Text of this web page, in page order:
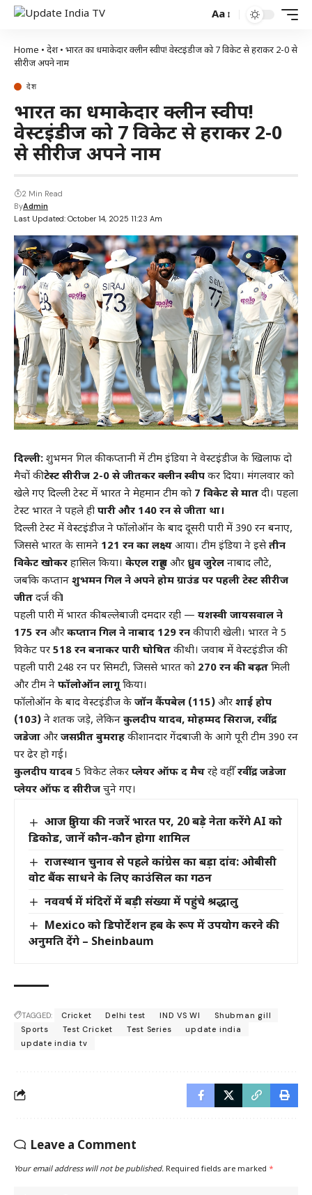
Aa
Home • देश• भारत का धमाकेदार क्लीन स्वीप! वेस्टइंडीज को 7 विकेट से हराकर 2-0 से
सीरीज अपने नाम
देश
भारत का धमाकेदार क्लीन स्वीप!
वेस्टइंडीज को 7 विकेट से हराकर 2-0
से सीरीज अपने नाम
Last Updated: October 14, 2025 11:23 Am
ByAdmin
2 Min Read
दिल्ली: शुभमन गिल की कप्तानी में टीम इंडिया ने वेस्टइंडीज के खिलाफ दो
मैचों कीटेस्ट सीरीज 2-0 से जीतकर क्लीन स्वीप कर दिया। मंगलवार को
खेले गए दिल्ली टेस्ट में भारत ने मेहमान टीम को 7 विकेट से मात दी। पहला
टेस्ट भारत ने पहले ही पारी और 140 रन से जीता था।
दिल्ली टेस्ट में वेस्टइंडीज ने फॉलोऑन के बाद दूसरी पारी में 390 रन बनाए,
जिससे भारत के सामने 121 रन का लक्ष्य आया। टीम इंडिया ने इसेतीन
विकेट खोकर हासिल किया। केएल राहुल और ध्रुव जुरेल नाबाद लौटे,
जबकि कप्तान शुभमन गिल ने अपने होम ग्राउंड पर पहली टेस्ट सीरीज
जीत दर्ज की।
पहली पारी में भारत की बल्लेबाजी दमदार रही — यशस्वी जायसवाल ने
175 रन और कप्तान गिल ने नाबाद 129 रन की पारी खेली। भारत ने 5
विकेट पर 518 रन बनाकर पारी घोषित की थी। जवाब में वेस्टइंडीज की
पहली पारी 248 रन पर सिमटी, जिससे भारत को 270 रन की बढ़त मिली
और टीम ने फॉलोऑन लागूकिया।
फॉलोऑन के बाद वेस्टइंडीज के जॉन कैंपबेल (115) और शाई होप
(103) ने शतक जड़े, लेकिन कुलदीप यादव, मोहम्मद सिराज, रवींद्र
जडेजा और जसप्रीत बुमराह की शानदार गेंदबाजी के आगे पूरी टीम 390 रन
पर ढेर हो गई।
कुलदीप यादव 5 विकेट लेकर प्लेयर ऑफ द मैच रहे वहीँ रवींद्र जडेजा
प्लेयर ऑफ द सीरीज चुने गए।
आज दुनिया की नजरें भारत पर, 20 बड़े नेता करेंगे AI को
डिकोड, जानें कौन-कौन होगा शामिल
राजस्थान चुनाव से पहले कांग्रेस का बड़ा दांव: ओबीसी
वोट बैंक साधने के लिए काउंसिल का गठन
नववर्ष में मंदिरों में बड़ी संख्या में पहुंचे श्रद्धालु
Mexico को डिपोर्टेशन हब के रूप में उपयोग करने की
अनुमति देंगे – Sheinbaum
TAGGED: Cricket Delhi test IND VS WI
Shubman gill
Sports
Test Cricket Test Series
update india
update india tv
Leave a Comment
Your email address will not be published. Required fields are marked *